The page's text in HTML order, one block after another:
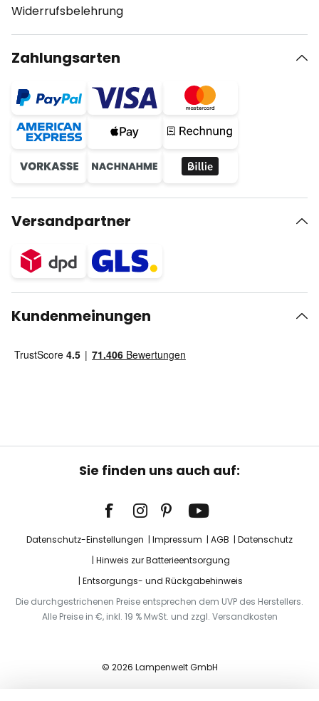
Widerrufsbelehrung
Zahlungsarten
Versandpartner
Kundenmeinungen
Sie finden uns auch auf:
Datenschutz-Einstellungen Impressum AGB
Datenschutz
Hinweis zur Batterieentsorgung
Entsorgungs- und Rückgabehinweis
Die durchgestrichenen Preise entsprechen dem UVP des Herstellers.
Alle Preise in €, inkl. 19 % MwSt. und zzgl. Versandkosten
© 2026 Lampenwelt GmbH